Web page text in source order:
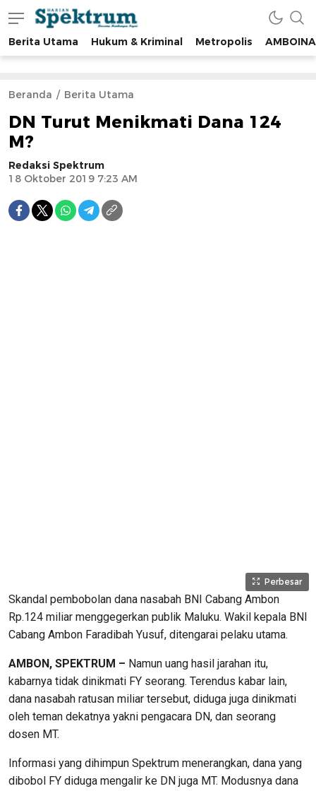
spektrumonline.com
Berita Utama Hukum & Kriminal Metropolis AMBOINA
Beranda Berita Utama
DN Turut Menikmati Dana 124
M?
Redaksi Spektrum
18 Oktober 2019 7:23 AM
Perbesar
Skandal pembobolan dana nasabah BNI Cabang Ambon
Rp.124 miliar menggegerkan publik Maluku. Wakil kepala BNI
Cabang Ambon Faradibah Yusuf, ditengarai pelaku utama.
AMBON, SPEKTRUM – Namun uang hasil jarahan itu,
kabarnya tidak dinikmati FY seorang. Terendus kabar lain,
dana nasabah ratusan miliar tersebut, diduga juga dinikmati
oleh teman dekatnya yakni pengacara DN, dan seorang
dosen MT.
Informasi yang dihimpun Spektrum menerangkan, dana yang
dibobol FY diduga mengalir ke DN juga MT. Modusnya dana